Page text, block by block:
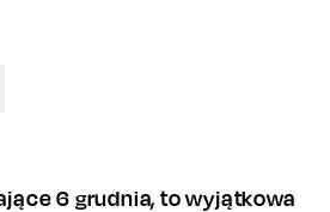
6 grudnia, to wyjątkowa